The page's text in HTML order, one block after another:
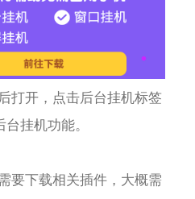
打开，点击后台挂机标签
挂机功能。
要下载相关插件，大概需